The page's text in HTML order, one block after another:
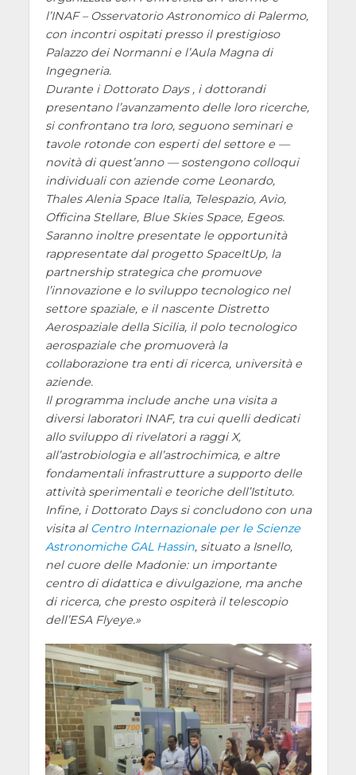
l’INAF – Osservatorio Astronomico di Palermo,
con incontri ospitati presso il prestigioso
Palazzo dei Normanni e l’Aula Magna di
Ingegneria.
Durante i Dottorato Days , i dottorandi
presentano l’avanzamento delle loro ricerche,
si confrontano tra loro, seguono seminari e
tavole rotonde con esperti del settore e —
novità di quest’anno — sostengono colloqui
individuali con aziende come Leonardo,
Thales Alenia Space Italia, Telespazio, Avio,
Officina Stellare, Blue Skies Space, Egeos.
Saranno inoltre presentate le opportunità
rappresentate dal progetto SpaceItUp, la
partnership strategica che promuove
l’innovazione e lo sviluppo tecnologico nel
settore spaziale, e il nascente Distretto
Aerospaziale della Sicilia, il polo tecnologico
aerospaziale che promuoverà la
collaborazione tra enti di ricerca, università e
aziende.
Il programma include anche una visita a
diversi laboratori INAF, tra cui quelli dedicati
allo sviluppo di rivelatori a raggi X,
all’astrobiologia e all’astrochimica, e altre
fondamentali infrastrutture a supporto delle
attività sperimentali e teoriche dell’Istituto.
Infine, i Dottorato Days si concludono con una
visita al Centro Internazionale per le Scienze
Astronomiche GAL Hassin, situato a Isnello,
nel cuore delle Madonie: un importante
centro di didattica e divulgazione, ma anche
di ricerca, che presto ospiterà il telescopio
dell’ESA Flyeye.